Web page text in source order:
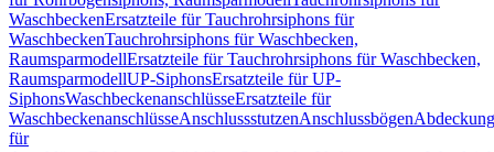
WaschbeckenErsatzteile für Tauchrohrsiphons für
WaschbeckenTauchrohrsiphons für Waschbecken,
RaumsparmodellErsatzteile für Tauchrohrsiphons für Waschbecken,
RaumsparmodellUP-SiphonsErsatzteile für UP-
SiphonsWaschbeckenanschlüsseErsatzteile für
WaschbeckenanschlüsseAnschlussstutzenAnschlussbögen
für